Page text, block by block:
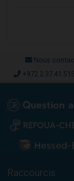
Nous
+972.2.37.41.515
Raccourcis